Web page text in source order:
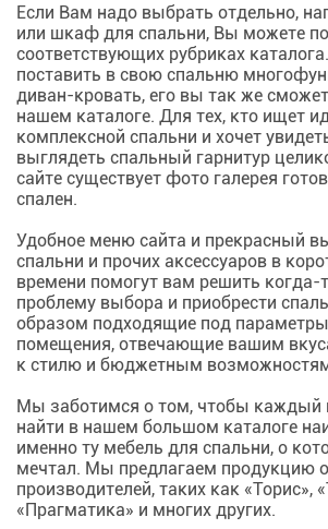
Если Вам надо выбрать отдельно,
или шкаф для спальни, Вы можете
соответствующих рубриках
поставить в свою спальню
диван-кровать, его вы так же
нашем каталоге. Для тех, кто ищет
комплексной спальни и хочет
выглядеть спальный гарнитур
сайте существует фото галерея
спален.
Удобное меню сайта и прекрасный
спальни и прочих аксессуаров в
времени помогут вам решить
проблему выбора и приобрести
образом подходящие под
помещения, отвечающие вашим
к стилю и бюджетным
Мы заботимся о том, чтобы каждый
найти в нашем большом каталоге
именно ту мебель для спальни, о
мечтал. Мы предлагаем продукцию
производителей, таких как «Торис»,
«Прагматика» и многих других.